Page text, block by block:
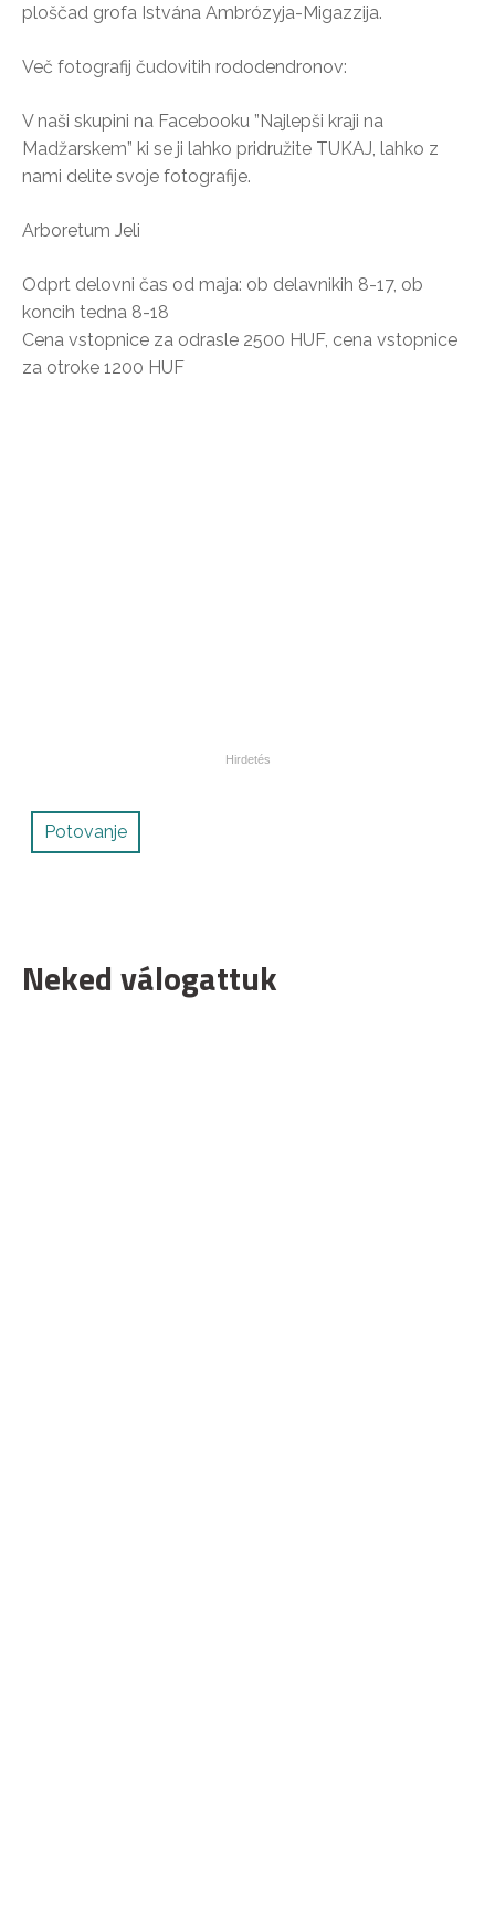
ploščad grofa Istvána Ambrózyja-Migazzija.
Več fotografij čudovitih rododendronov:
V naši skupini na Facebooku ”Najlepši kraji na
Madžarskem” ki se ji lahko pridružite TUKAJ, lahko z
nami delite svoje fotografije.
Arboretum Jeli
Odprt delovni čas od maja: ob delavnikih 8-17, ob
koncih tedna 8-18
Cena vstopnice za odrasle 2500 HUF, cena vstopnice
za otroke 1200 HUF
Potovanje
Neked válogattuk